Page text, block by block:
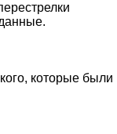
которые были